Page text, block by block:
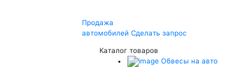
Продажа
автомобилей Сделать запрос
Каталог товаров
Обвесы на авто